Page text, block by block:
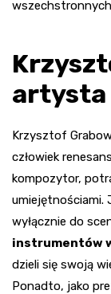
artysta
Krzysztof
człowiek
kompozytor,
umiejętnościami.
wyłącznie do
instrumentów
dzieli się swoją
Ponadto, jako